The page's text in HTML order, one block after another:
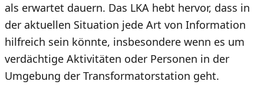
als erwartet dauern. Das LKA hebt hervor, dass in
der aktuellen Situation jede Art von Information
hilfreich sein könnte, insbesondere wenn es um
verdächtige Aktivitäten oder Personen in der
Umgebung der Transformatorstation geht.